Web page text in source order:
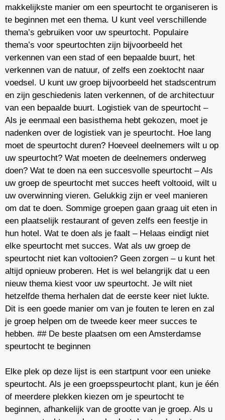
makkelijkste manier om een speurtocht te organiseren is
te beginnen met een thema. U kunt veel verschillende
thema’s gebruiken voor uw speurtocht. Populaire
thema’s voor speurtochten zijn bijvoorbeeld het
verkennen van een stad of een bepaalde buurt, het
verkennen van de natuur, of zelfs een zoektocht naar
voedsel. U kunt uw groep bijvoorbeeld het stadscentrum
en zijn geschiedenis laten verkennen, of de architectuur
van een bepaalde buurt. Logistiek van de speurtocht –
Als je eenmaal een basisthema hebt gekozen, moet je
nadenken over de logistiek van je speurtocht. Hoe lang
moet de speurtocht duren? Hoeveel deelnemers wilt u op
uw speurtocht? Wat moeten de deelnemers onderweg
doen? Wat te doen na een succesvolle speurtocht – Als
uw groep de speurtocht met succes heeft voltooid, wilt u
uw overwinning vieren. Gelukkig zijn er veel manieren
om dat te doen. Sommige groepen gaan graag uit eten in
een plaatselijk restaurant of geven zelfs een feestje in
hun hotel. Wat te doen als je faalt – Helaas eindigt niet
elke speurtocht met succes. Wat als uw groep de
speurtocht niet kan voltooien? Geen zorgen – u kunt het
altijd opnieuw proberen. Het is wel belangrijk dat u een
nieuw thema kiest voor uw speurtocht. Je wilt niet
hetzelfde thema herhalen dat de eerste keer niet lukte.
Dit is een goede manier om van je fouten te leren en zal
je groep helpen om de tweede keer meer succes te
hebben. ## De beste plaatsen om een Amsterdamse
speurtocht te beginnen
Elke plek op deze lijst is een startpunt voor een unieke
speurtocht. Als je een groepsspeurtocht plant, kun je één
of meerdere plekken kiezen om je speurtocht te
beginnen, afhankelijk van de grootte van je groep. Als u